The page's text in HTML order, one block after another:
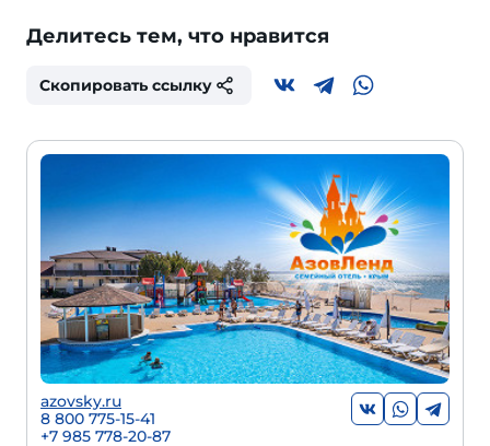
Делитесь тем, что нравится
Скопировать ссылку
azovsky.ru
8 800 775-15-41
+7 985 778-20-87